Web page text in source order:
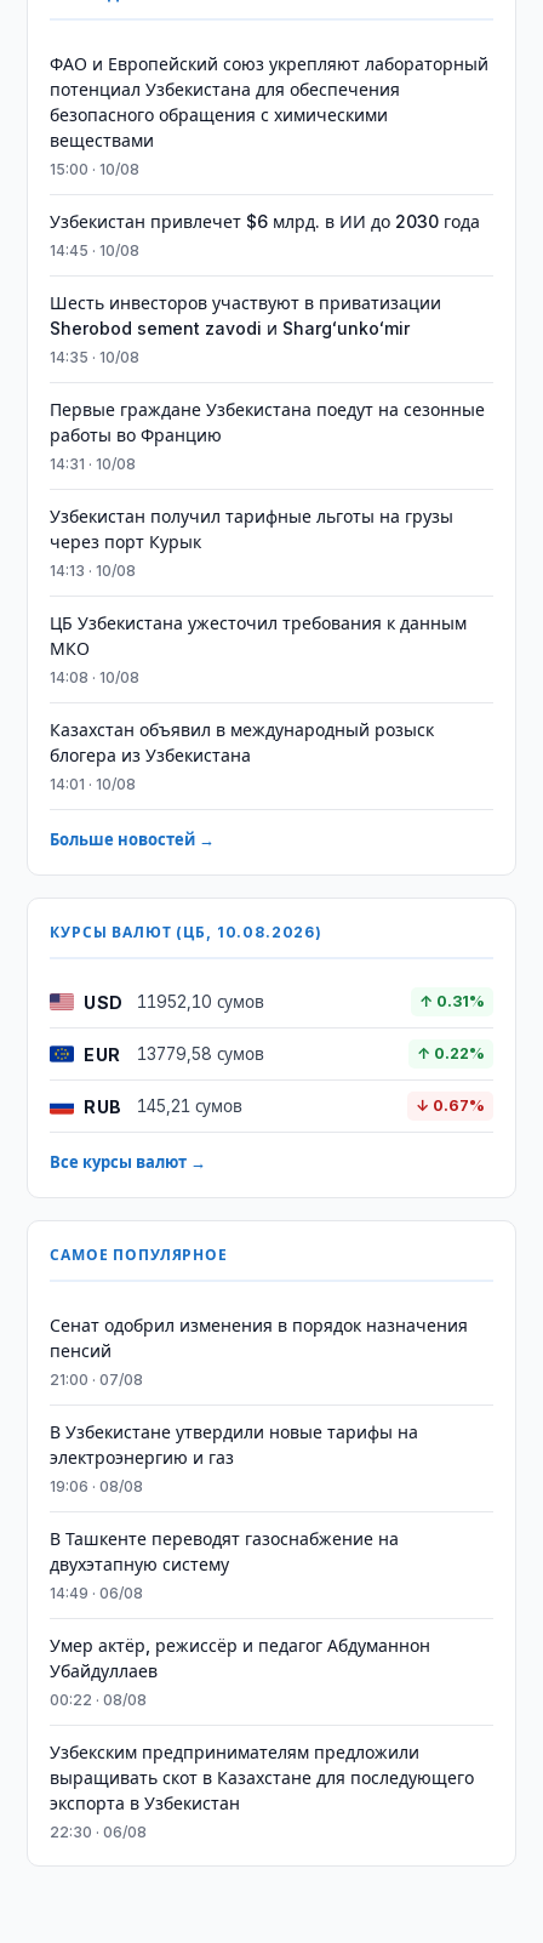
ФАО и Европейский союз укрепляют лабораторный
потенциал Узбекистана для обеспечения
безопасного обращения с химическими
веществами
15:00 · 10/08
Узбекистан привлечет $6 млрд. в ИИ до 2030 года
14:45 · 10/08
Шесть инвесторов участвуют в приватизации
Sherobod sement zavodi и Shargʻunkoʻmir
14:35 · 10/08
Первые граждане Узбекистана поедут на сезонные
работы во Францию
14:31 · 10/08
Узбекистан получил тарифные льготы на грузы
через порт Курык
14:13 · 10/08
ЦБ Узбекистана ужесточил требования к данным
МКО
14:08 · 10/08
Казахстан объявил в международный розыск
блогера из Узбекистана
14:01 · 10/08
Больше новостей →
КУРСЫ ВАЛЮТ (ЦБ, 10.08.2026)
USD 11952,10 сумов ↑ 0.31%
EUR 13779,58 сумов ↑ 0.22%
RUB 145,21 сумов ↓ 0.67%
Все курсы валют →
САМОЕ ПОПУЛЯРНОЕ
Сенат одобрил изменения в порядок назначения
пенсий
21:00 · 07/08
В Узбекистане утвердили новые тарифы на
электроэнергию и газ
19:06 · 08/08
В Ташкенте переводят газоснабжение на
двухэтапную систему
14:49 · 06/08
Умер актёр, режиссёр и педагог Абдуманнон
Убайдуллаев
00:22 · 08/08
Узбекским предпринимателям предложили
выращивать скот в Казахстане для последующего
экспорта в Узбекистан
22:30 · 06/08